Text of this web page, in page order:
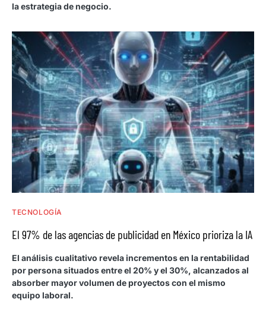
la estrategia de negocio.
TECNOLOGÍA
El 97% de las agencias de publicidad en México prioriza la IA
El análisis cualitativo revela incrementos en la rentabilidad
por persona situados entre el 20% y el 30%, alcanzados al
absorber mayor volumen de proyectos con el mismo
equipo laboral.